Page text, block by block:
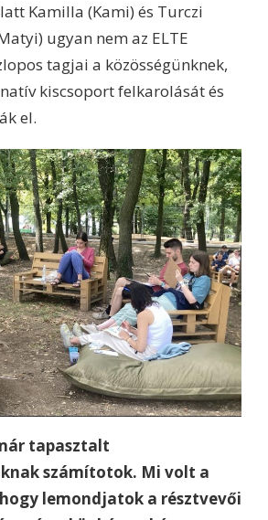
Kamilla (Kami) és Turczi
ugyan nem az ELTE
tagjai a közösségünknek,
kiscsoport felkarolását és
el.
tapasztalt
számítotok. Mi volt a
lemondjatok a résztvevői